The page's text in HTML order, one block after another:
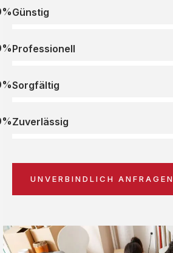
Günstig
Professionell
Sorgfältig
Zuverlässig
UNVERBINDLICH ANFRAGEN